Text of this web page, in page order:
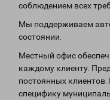
соблюдением всех
Мы поддерживаем
состоянии.
Местный офис
каждому клиенту.
постоянных
специфику